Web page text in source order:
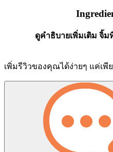
ดูคำธิบายเพิ่มเติม จิ้ม
เพิ่มรีวิวของคุณได้ง่ายๆ แค่เพี